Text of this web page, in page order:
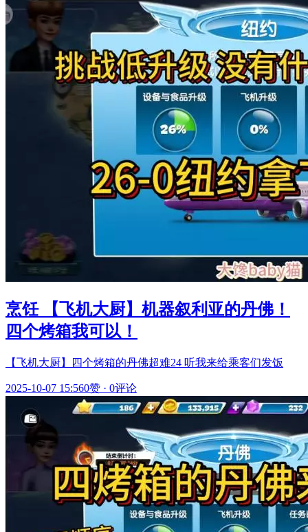
烹饪 【飞机大厨】机器叙利亚的丹佛！
四个烤箱我可以！
【飞机大厨】四个烤箱的丹佛超难24 听我来给乘客们发饭
2025-10-07 15:560赞 · 0评论